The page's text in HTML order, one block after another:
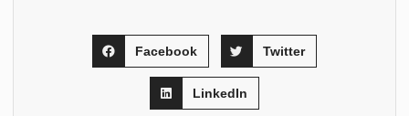
Facebook Twitter
LinkedIn